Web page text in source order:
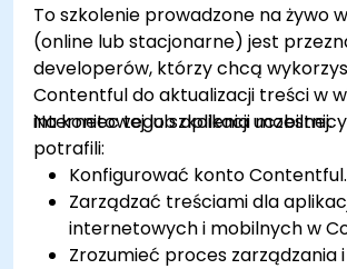
To szkolenie prowadzone na żywo
(online lub stacjonarne) jest
developerów, którzy chcą
Contentful do aktualizacji treści w
internetowej lub aplikacji mobilnej.
Na koniec tego szkolenia
potrafili:
Konfigurować konto Contentful.
Zarządzać treściami dla
internetowych i mobilnych w
Zrozumieć proces zarządzania